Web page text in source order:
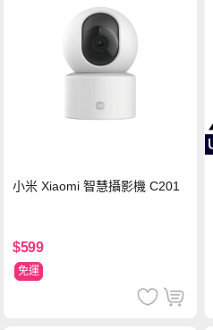
小米 Xiaomi 智慧攝影機 C201
$599
免運